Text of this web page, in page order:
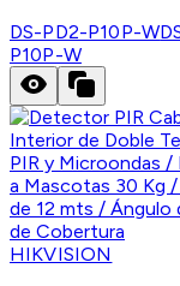
DS-PD2-P10P-W
P10P-W
HIKVISION